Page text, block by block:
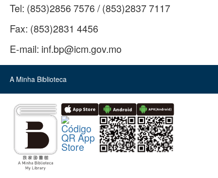
Tel: (853)2856 7576 / (853)2837 7117
Fax: (853)2831 4456
E-mail: inf.bp@icm.gov.mo
A Minha Biblioteca